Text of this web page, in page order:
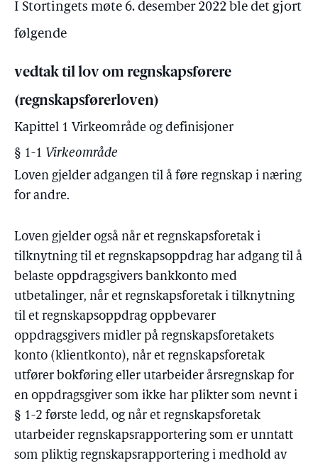
I Stortingets møte 6. desember 2022 ble det gjort
følgende
vedtak til lov om regnskapsførere
(regnskapsførerloven)
Kapittel 1 Virkeområde og definisjoner
§ 1-1 Virkeområde
Loven gjelder adgangen til å føre regnskap i næring
for andre.
Loven gjelder også når et regnskapsforetak i
tilknytning til et regnskapsoppdrag har adgang til å
belaste oppdragsgivers bankkonto med
utbetalinger, når et regnskapsforetak i tilknytning
til et regnskapsoppdrag oppbevarer
oppdragsgivers midler på regnskapsforetakets
konto (klientkonto), når et regnskapsforetak
utfører bokføring eller utarbeider årsregnskap for
en oppdragsgiver som ikke har plikter som nevnt i
§ 1-2 første ledd, og når et regnskapsforetak
utarbeider regnskapsrapportering som er unntatt
som pliktig regnskapsrapportering i medhold av